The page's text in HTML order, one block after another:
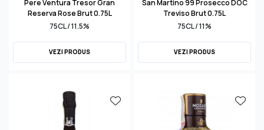
Pere Ventura Tresor Gran
Reserva Rose Brut 0.75L
75CL / 11.5%
VEZI PRODUS
San Martino 99 Prosecco DOC
Treviso Brut 0.75L
75CL / 11%
VEZI PRODUS